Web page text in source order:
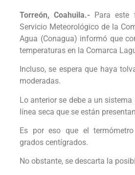
Torreón, Coahuila.- Para este
Servicio Meteorológico de la
Agua (Conagua) informó que
temperaturas en la Comarca
Incluso, se espera que haya
moderadas.
Lo anterior se debe a un
línea seca que se están
Es por eso que el
grados centígrados.
No obstante, se descarta la